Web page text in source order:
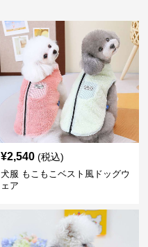
¥2,540 (税込)
犬服 もこもこベスト風ドッグウ
ェア